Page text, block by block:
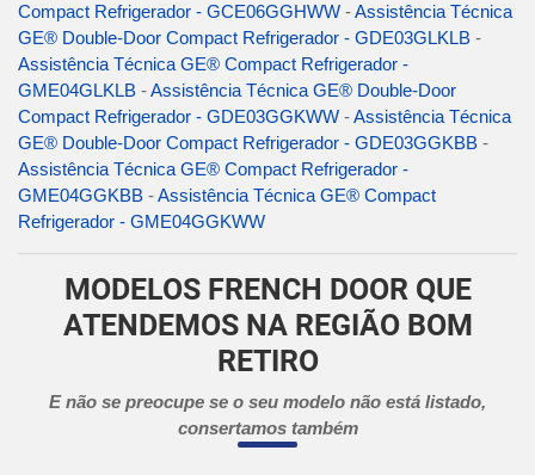
Compact Refrigerador - GCE06GGHWW -Assistência Técnica
GE® Double-Door Compact Refrigerador - GDE03GLKLB -
Assistência Técnica GE® Compact Refrigerador -
GME04GLKLB -Assistência Técnica GE® Double-Door
Compact Refrigerador - GDE03GGKWW -Assistência Técnica
GE® Double-Door Compact Refrigerador - GDE03GGKBB -
Assistência Técnica GE® Compact Refrigerador -
GME04GGKBB -Assistência Técnica GE® Compact
Refrigerador - GME04GGKWW
MODELOS FRENCH DOOR QUE
ATENDEMOS NA REGIÃO BOM
RETIRO
E não se preocupe se o seu modelo não está listado,
consertamos também